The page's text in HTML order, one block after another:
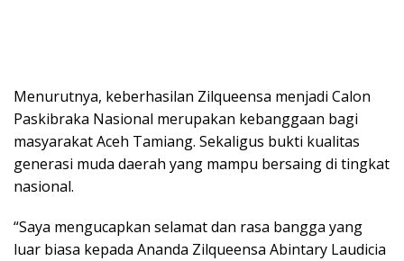
Menurutnya, keberhasilan Zilqueensa menjadi Calon
Paskibraka Nasional merupakan kebanggaan bagi
masyarakat Aceh Tamiang. Sekaligus bukti kualitas
generasi muda daerah yang mampu bersaing di tingkat
nasional.
“Saya mengucapkan selamat dan rasa bangga yang
luar biasa kepada Ananda Zilqueensa Abintary Laudicia